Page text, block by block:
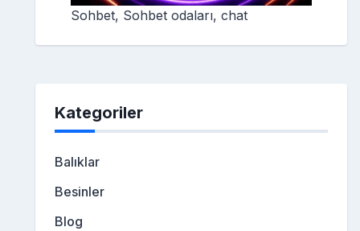
Sohbet, Sohbet odaları, chat
Kategoriler
Balıklar
Besinler
Blog